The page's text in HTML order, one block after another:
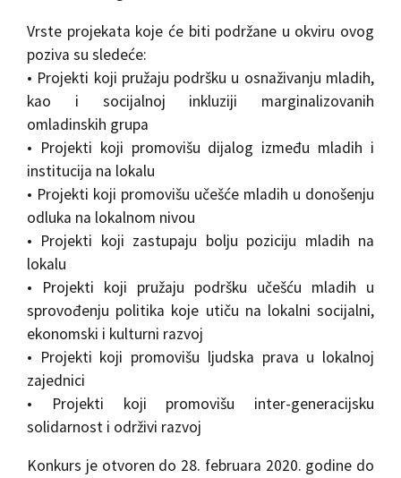
Vrste projekata koje će biti podržane u okviru ovog
poziva su sledeće:
• Projekti koji pružaju podršku u osnaživanju mladih,
kao i socijalnoj inkluziji marginalizovanih
omladinskih grupa
• Projekti koji promovišu dijalog između mladih i
institucija na lokalu
• Projekti koji promovišu učešće mladih u donošenju
odluka na lokalnom nivou
• Projekti koji zastupaju bolju poziciju mladih na
lokalu
• Projekti koji pružaju podršku učešću mladih u
sprovođenju politika koje utiču na lokalni socijalni,
ekonomski i kulturni razvoj
• Projekti koji promovišu ljudska prava u lokalnoj
zajednici
• Projekti koji promovišu inter-generacijsku
solidarnost i održivi razvoj
Konkurs je otvoren do 28. februara 2020. godine do